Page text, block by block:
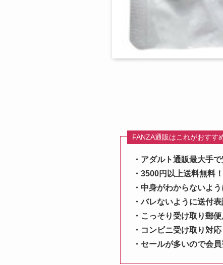
FANZA通販はこれがおすす
・アダルト通販最大手
・3500円以上送料無料！
・中身がわからないよ
・バレないように送付
・こっそり受け取り郵
・コンビニ受け取り対応
・セールが多いので会